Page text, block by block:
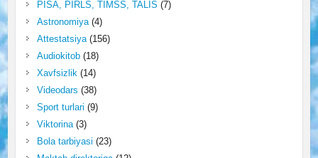
PISA, PIRLS, TIMSS, TALIS (7)
Astronomiya(4)
Attestatsiya(156)
Audiokitob(18)
Xavfsizlik(14)
Videodars (38)
Sport turlari (9)
Viktorina(3)
Bola tarbiyasi (23)